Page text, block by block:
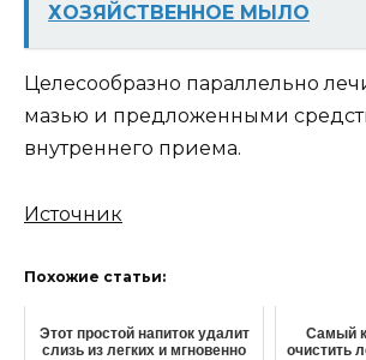
ХОЗЯЙСТВЕННОЕ МЫЛО
Целесообразно параллельно
мазью и предложенными
внутреннего приема.
Источник
Похожие статьи:
Этот простой напиток удалит
слизь из легких и мгновенно
Самый
очистить